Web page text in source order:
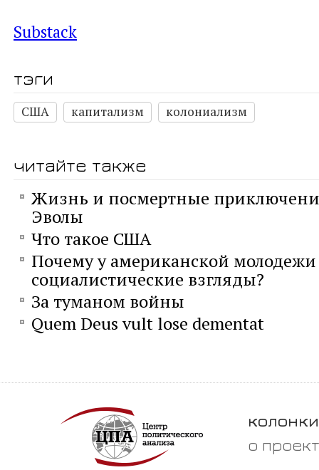
Substack
тэги
США капитализм колониализм
читайте также
Жизнь и посмертные
Эволы
Что такое США
Почему у американской молодежи
социалистические взгляды?
За туманом войны
Quem Deus vult lose dementat
колонки
о